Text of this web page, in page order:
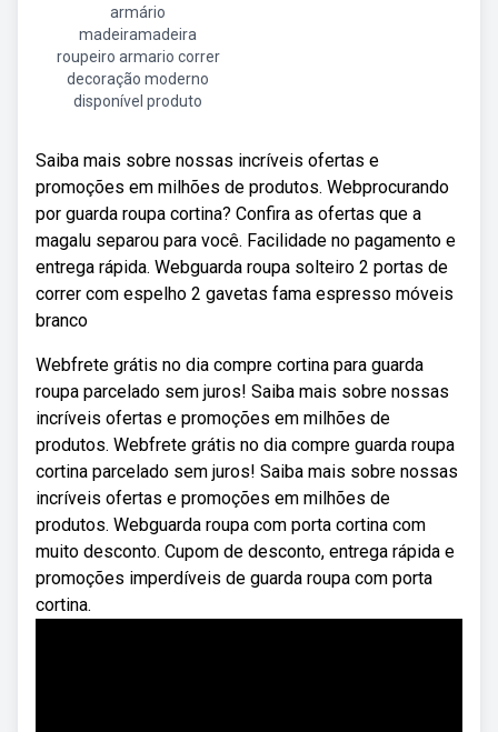
armário
madeiramadeira
roupeiro armario correr
decoração moderno
disponível produto
Saiba mais sobre nossas incríveis ofertas e
promoções em milhões de produtos. Webprocurando
por guarda roupa cortina? Confira as ofertas que a
magalu separou para você. Facilidade no pagamento e
entrega rápida. Webguarda roupa solteiro 2 portas de
correr com espelho 2 gavetas fama espresso móveis
branco
Webfrete grátis no dia compre cortina para guarda
roupa parcelado sem juros! Saiba mais sobre nossas
incríveis ofertas e promoções em milhões de
produtos. Webfrete grátis no dia compre guarda roupa
cortina parcelado sem juros! Saiba mais sobre nossas
incríveis ofertas e promoções em milhões de
produtos. Webguarda roupa com porta cortina com
muito desconto. Cupom de desconto, entrega rápida e
promoções imperdíveis de guarda roupa com porta
cortina.